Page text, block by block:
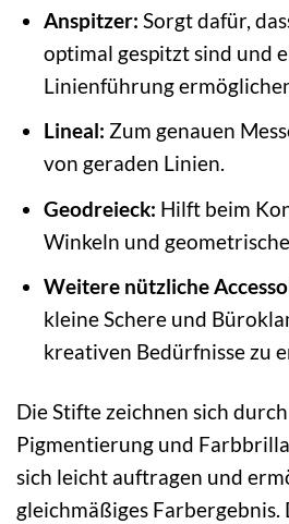
Anspitzer: Sorgt dafür,
optimal gespitzt sind und
Linienführung
Lineal: Zum genauen
von geraden Linien.
Geodreieck: Hilft beim
Winkeln und
Weitere nützliche
kleine Schere und
kreativen Bedürfnisse zu
Die Stifte zeichnen sich
Pigmentierung und
sich leicht auftragen und
gleichmäßiges Farbergebnis.